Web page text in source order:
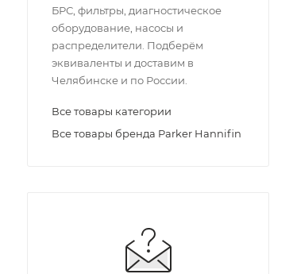
БРС, фильтры, диагностическое
оборудование, насосы и
распределители. Подберём
эквиваленты и доставим в
Челябинске и по России.
Все товары категории
Все товары бренда Parker Hannifin